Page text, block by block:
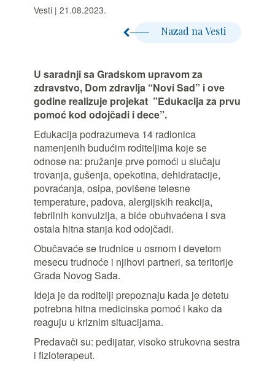
Vesti | 21.08.2023.
Nazad na Vesti
U saradnji sa Gradskom upravom za
zdravstvo, Dom zdravlja “Novi Sad” i ove
godine realizuje projekat ”Edukacija za prvu
pomoć kod odojčadi i dece”.
Edukacija podrazumeva 14 radionica
namenjenih budućim roditeljima koje se
odnose na: pružanje prve pomoći u slučaju
trovanja, gušenja, opekotina, dehidratacije,
povraćanja, osipa, povišene telesne
temperature, padova, alergijskih reakcija,
febrilnih konvulzija, a biće obuhvaćena i sva
ostala hitna stanja kod odojčadi.
Obučavaće se trudnice u osmom i devetom
mesecu trudnoće i njihovi partneri, sa teritorije
Grada Novog Sada.
Ideja je da roditelji prepoznaju kada je detetu
potrebna hitna medicinska pomoć i kako da
reaguju u kriznim situacijama.
Predavači su: pedijatar, visoko strukovna sestra
i fizioterapeut.